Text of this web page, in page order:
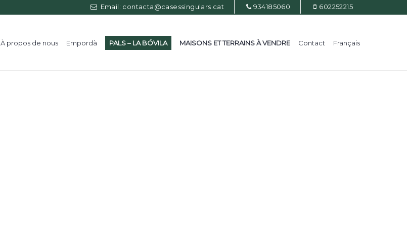
Email: contacta@casessingulars.cat 934185060 602252215
À propos de nous Empordà PALS – LA BÓVILA MAISONS ET TERRAINS À VENDRE Contact Français